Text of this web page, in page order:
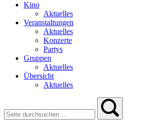
Kino
Aktuelles
Veranstaltungen
Aktuelles
Konzerte
Partys
Gruppen
Aktuelles
Übersicht
Aktuelles